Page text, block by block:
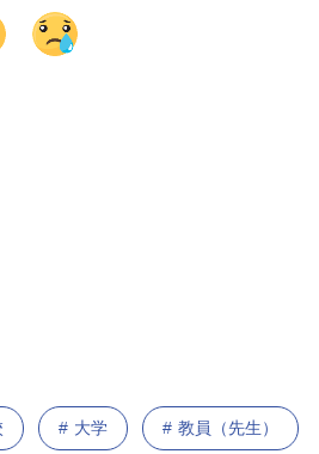
大学 教員（先生）